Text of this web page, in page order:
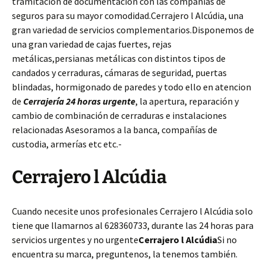
seguros para su mayor comodidad.Cerrajero l Alcúdia, una
gran variedad de servicios complementarios.Disponemos de
una gran variedad de cajas fuertes, rejas
metálicas,persianas metálicas con distintos tipos de
candados y cerraduras, cámaras de seguridad, puertas
blindadas, hormigonado de paredes y todo ello en atencion
de Cerrajería 24 horas urgente, la apertura, reparación y
cambio de combinación de cerraduras e instalaciones
relacionadas Asesoramos a la banca, compañías de
custodia, armerías etc etc.-
Cerrajero l Alcúdia
Cuando necesite unos profesionales Cerrajero l Alcúdia solo
tiene que llamarnos al 628360733, durante las 24 horas para
servicios urgentes y no urgenteCerrajero l AlcúdiaSi no
encuentra su marca, preguntenos, la tenemos también.